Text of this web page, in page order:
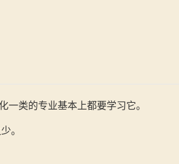
类的专业基本上都要学习它。
。